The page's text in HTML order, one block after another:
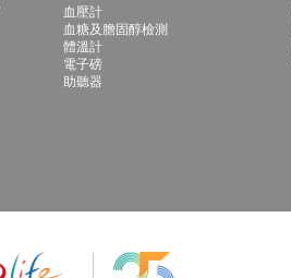
血壓計
血糖及膽固醇檢測
體溫計
電子磅
助聽器